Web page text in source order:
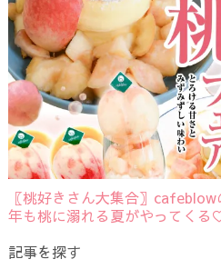
〖桃好きさん大集合〗
年も桃に溺れる夏がやってくる
記事を探す